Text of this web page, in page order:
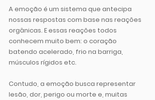
A emoção é um sistema que antecipa
nossas respostas com base nas reações
orgânicas. E essas reações todos
conhecem muito bem: o coração
batendo acelerado, frio na barriga,
músculos rígidos etc.
Contudo, a emoção busca representar
lesão, dor, perigo ou morte e, muitas